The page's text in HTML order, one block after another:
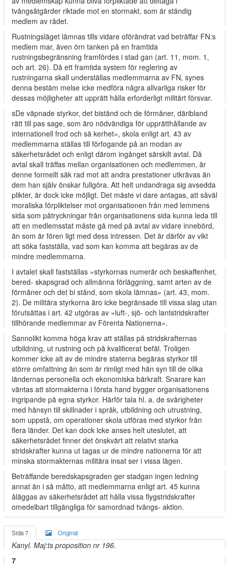
tvångsåtgärder riktade mot en stormakt, som är ständig
medlem av rådet.
Rustningsläget lämnas tills vidare oförändrat vad beträffar FN:s
medlem­ mar, även örn tanken på en framtida
rustningsbegränsning framfördes i stad­ gan (art. 11, mom. 1,
och art. 26). Då ett framtida system för reglering av
rustningarna skall underställas medlemmarna av FN, synes
denna bestäm­ melse icke medföra några allvarliga risker för
dessas möjligheter att upprätt­ hålla erforderligt militärt försvar.
sDe väpnade styrkor, det bistånd och de förmåner, däribland
rätt till pas­ sage, som äro nödvändiga för upprätthållande av
internationell frod och sä­ kerhet», skola enligt art. 43 av
medlemmarna ställas till förfogande på an­ modan av
säkerhetsrådet och enligt därom ingånget särskilt avtal. Då
avtal skall träffas mellan organisationen och medlemmen, är
denne formellt säk­ rad mot att andra prestationer utkrävas än
dem han själv önskar fullgöra. Att helt undandraga sig avsedda
plikter, är dock icke möjligt. Det mäste vi­ dare antagas, att såväl
moraliska förpliktelser mot organisationen från med­ lemmens
sida som påtryckningar från organisationens sida kunna leda till
att en medlemsstat måste gå med på avtal av vidare innebörd,
än som är fören­ ligt med dess intressen. Det är därför av vikt
att söka fastställa, vad som kan komma att begäras av de
mindre medlemmarna.
I avtalet skall fastställas »styrkornas numerär och beskaffenhet,
bered- skapsgrad och allmänna förläggning, samt arten av de
förmåner och det bi­ stånd, som skola lämnas» (art. 43, mom.
2). De militära styrkorna äro icke begränsade till vissa slag utan
förutsättas i art. 42 utgöras av »luft-, sjö- och lantstridskrafter
tillhörande medlemmar av Förenta Nationerna».
Sannolikt komma höga krav att ställas på stridskrafternas
utbildning, ut­ rustning och på kvalificerat befäl. Troligen
kommer icke alt av de mindre staterna begäras styrkor till
större omfattning än som är rimligt med hän­ syn till de olika
ländernas personella och ekonomiska bärkraft. Snarare kan
väntas att stormakterna i första hand bygger organisationens
ingripande på egna styrkor. Härför tala hl. a. de svårigheter
med hänsyn till skillnader i språk, utbildning och utrustning,
som uppstå, om operationer skola utföras med styrkor från
flera länder. Det kan dock icke anses helt uteslutet, att
säkerhetsrådet finner det önskvärt att relativt starka
stridskrafter kunna ut­ tagas ur de mindre nationerna för att
minska stormakternas militära insat­ ser i vissa lägen.
Beträffande beredskapsgraden ger stadgan ingen ledning
annat än i så måtto, att medlemmarna enligt art. 45 kunna
åläggas av säkerhetsrådet att hålla vissa flygstridskrafter
omedelbart tillgängliga för samordnad tvångs- aktion.
Sida 7 Original
Kanyl. Maj:ts proposition nr 196.
7